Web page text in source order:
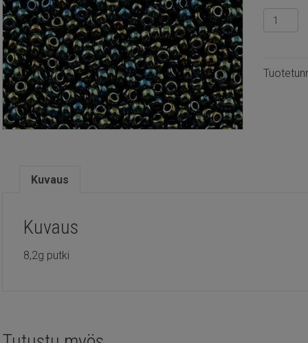
TR15.84
-
iris
Kuvaus
Kuvaus
8,2g putki